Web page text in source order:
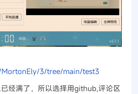
3/tree/main/test3
经满了，所以选择用github,评论区